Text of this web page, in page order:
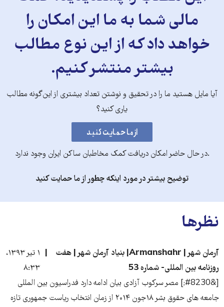
مالی شما به ما این امکان را
خواهد داد که از این نوع مطالب
بیشتر منتشر کنیم.
آیا مایل هستید ما را در تحقیق و نوشتن تعداد بیشتری از این‌گونه مطالب
یاری کنید؟
.در حال حاضر امکان دریافت کمک مخاطبان ساکن ایران وجود ندارد
توضیح بیشتر در مورد اینکه چطور از ما حمایت کنید
نظرها
آرمان شهر | Armanshahr| بنیاد آرمان شهر | هفت
روزنامه بین المللی- شماره 53
۱ تیر ۱۳۹۳،
۸:۳۳
[&#8230;] مصر سرکوب آزادی بیان ادامه دارد فدراسیون بین المللی
جامعه های حقوق بشر ۱۸جون ۲۰۱۴ از زمان انتخاب ریاست جمهوری تازه